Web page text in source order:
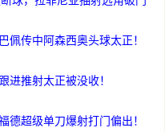
传中阿森西奥头球太正！
推射太正被没收！
超级单刀爆射打门偏出！